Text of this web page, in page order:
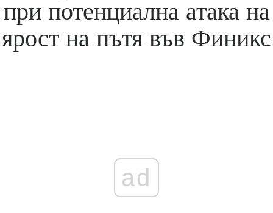
при потенциална атака на
ярост на пътя във Финикс
ad